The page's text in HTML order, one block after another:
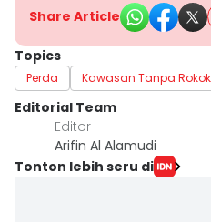
Share Article
Topics
Perda Kawasan Tanpa Rokok
Editorial Team
Editor
Arifin Al Alamudi
Tonton lebih seru di